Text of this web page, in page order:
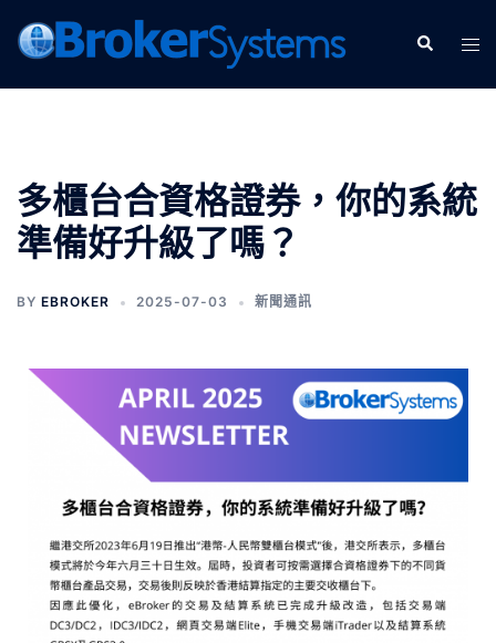
多櫃台合資格證券，你的系統
準備好升級了嗎？
BY EBROKER 2025-07-03 新聞通訊